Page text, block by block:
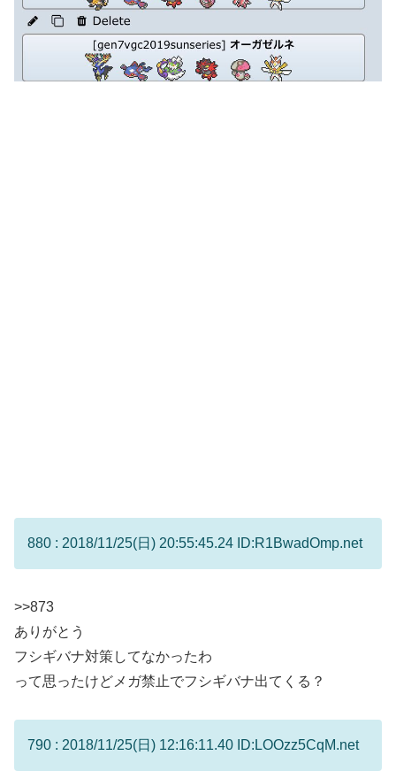
880 : 2018/11/25(日) 20:55:45.24 ID:R1BwadOmp.net
>>873
ありがとう
フシギバナ対策してなかったわ
って思ったけどメガ禁止でフシギバナ出てくる？
790 : 2018/11/25(日) 12:16:11.40 ID:LOOzz5CqM.net